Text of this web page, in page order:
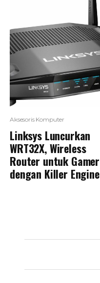
Aksesoris Komputer
Linksys Luncurkan
WRT32X, Wireless
Router untuk Gamer
dengan Killer Engine